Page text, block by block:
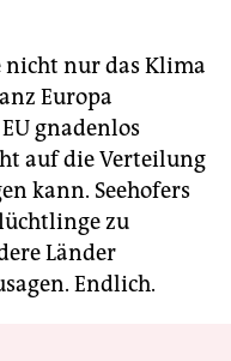
nicht nur das Klima
Europa
gnadenlos
auf die Verteilung
kann. Seehofers
zu
Länder
Endlich.